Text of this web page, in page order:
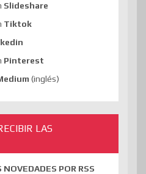
Slideshare
Tiktok
Pinterest
(inglés)
LAS
NOVEDADES POR RSS